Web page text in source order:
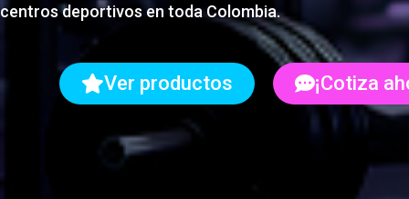
centros deportivos en toda Colombia.
Ver productos ¡Cotiza